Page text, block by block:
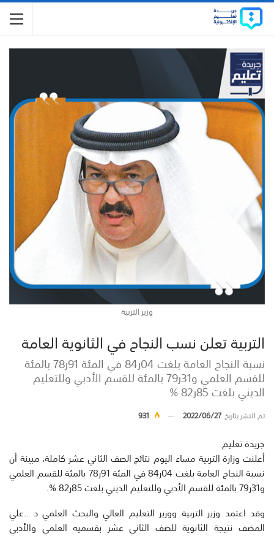
وزير التربية
التربية تعلن نسب النجاح في الثانوية العامة
نسبة النجاح العامة بلغت 04ر84 في المئة 91ر78 بالمئة
للقسم العلمي و31ر79 بالمئة للقسم الأدبي وللتعليم
الديني بلغت 85ر82 %
تم النشر بتاريخ2022/06/27
931
جريدة تعليم
أعلنت وزارة التربية مساء اليوم نتائج الصف الثاني عشر كاملة، مبينة أن
نسبة النجاح العامة بلغت 04ر84 في المئة 91ر78 بالمئة للقسم العلمي
و31ر79 بالمئة للقسم الأدبي وللتعليم الديني بلغت 85ر82 %.
وقد اعتمد وزير التربية ووزير التعليم العالي والبحث العلمي د ..علي
المضف نتيجة الثانوية للصف الثاني عشر بقسميه العلمي والأدبي